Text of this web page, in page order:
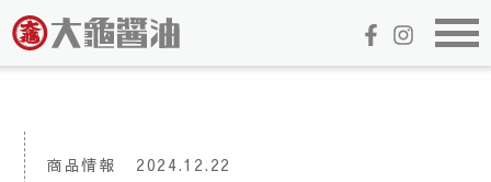
商品情報 2024.12.22